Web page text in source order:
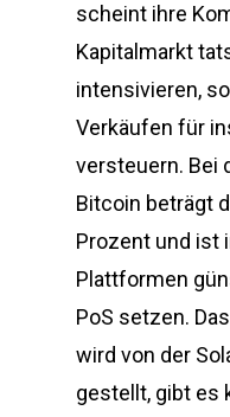
scheint ihre
Kapitalmarkt
intensivieren,
Verkäufen für
versteuern. Bei
Bitcoin beträgt
Prozent und ist
Plattformen
PoS setzen.
wird von der
gestellt, gibt es